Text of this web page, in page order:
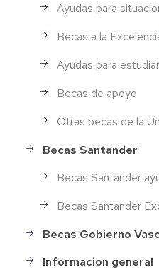
Ayudas para
Becas a la
Ayudas para
Becas de apoyo
Otras becas de la
Becas Santander
Becas Santander
Becas Santander
Becas Gobierno
Informacion general